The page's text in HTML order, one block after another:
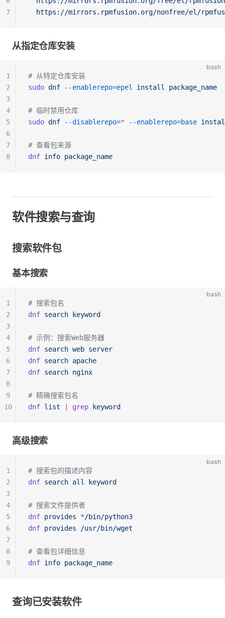
https://mirrors.rpmfusion.org/nonfree/el/
7
从指定仓库安装
bash
# 从特定仓库安装
sudo dnf --enablerepo=epel install package_name
# 临时禁用仓库
sudo dnf --disablerepo=* --enablerepo=base
# 查看包来源
dnf info package_name
1
2
3
4
5
6
7
8
软件搜索与查询
搜索软件包
基本搜索
bash
# 搜索包名
dnf search keyword
# 示例：搜索Web服务器
dnf search web server
dnf search apache
dnf search nginx
# 精确搜索包名
dnf list grep keyword
1
2
3
4
5
6
7
8
9
10
高级搜索
bash
# 搜索包的描述内容
dnf search all keyword
# 搜索文件提供者
dnf provides */bin/python3
dnf provides /usr/bin/wget
# 查看包详细信息
dnf info package_name
1
2
3
4
5
6
7
8
9
查询已安装软件